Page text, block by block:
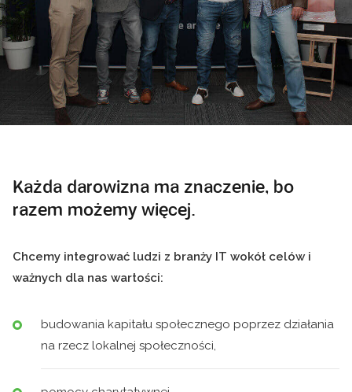
Każda darowizna ma znaczenie, bo
razem możemy więcej.
Chcemy integrować ludzi z branży IT wokół celów i
ważnych dla nas wartości:
budowania kapitału społecznego poprzez działania
na rzecz lokalnej społeczności,